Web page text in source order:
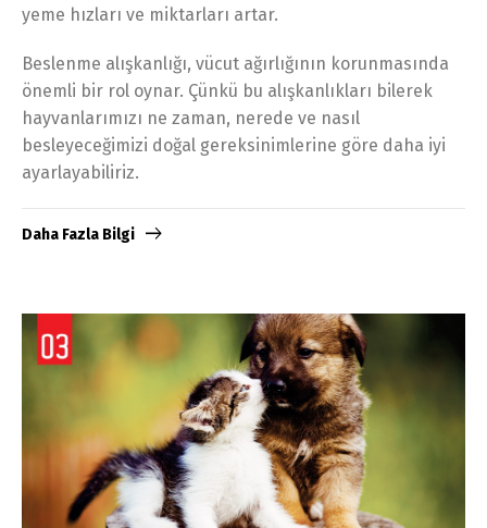
yeme hızları ve miktarları artar.
Beslenme alışkanlığı, vücut ağırlığının korunmasında
önemli bir rol oynar. Çünkü bu alışkanlıkları bilerek
hayvanlarımızı ne zaman, nerede ve nasıl
besleyeceğimizi doğal gereksinimlerine göre daha iyi
ayarlayabiliriz.
Daha Fazla Bilgi